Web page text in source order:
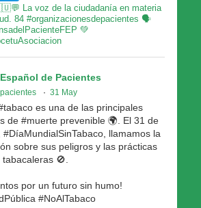
La voz de la ciudadanía en materia
84 #organizacionesdepacientes 🗣
💚
de Pacientes
· 31 May
es una de las principales
de #muerte prevenible 🌍. El 31 de
#DíaMundialSinTabaco, llamamos la
sobre sus peligros y las prácticas
tabacaleras 🚫.
por un futuro sin humo!
#NoAlTabaco